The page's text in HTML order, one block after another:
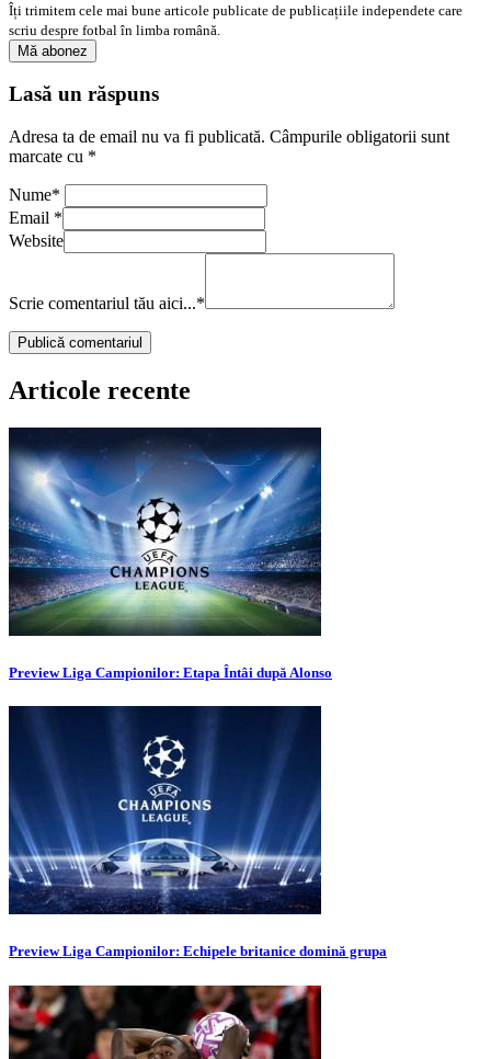
Îți trimitem cele mai bune articole publicate de publicațiile independete care
scriu despre fotbal în limba română.
Lasă un răspuns
Adresa ta de email nu va fi publicată. Câmpurile obligatorii sunt
marcate cu *
Nume*
Email *
Website
Scrie comentariul tău aici...*
Articole recente
Preview Liga Campionilor: Etapa Întâi după Alonso
Preview Liga Campionilor: Echipele britanice domină grupa